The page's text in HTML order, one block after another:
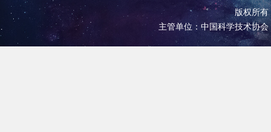
版权所
主管单位：中国科学技术协